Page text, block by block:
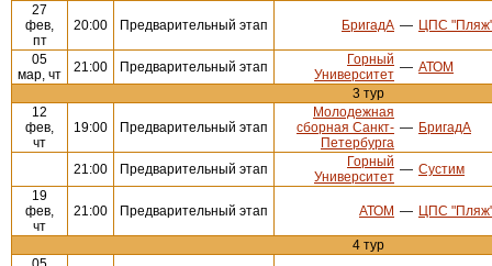
27
фев,
пт
20:00 Предварительный этап БригадА — ЦПС
05
мар, чт
21:00 Предварительный этап
Горный
Университет — АТОМ
3 тур
12
фев,
чт
19:00 Предварительный этап
Молодежная
сборная Санкт-
Петербурга
— БригадА
21:00 Предварительный этап
Горный
Университет — Сустим
19
фев,
чт
21:00 Предварительный этап АТОМ — ЦПС
4 тур